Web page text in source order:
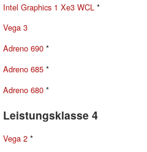
Intel Graphics 1 Xe3 WCL *
Vega 3
Adreno 690 *
Adreno 685 *
Adreno 680 *
Leistungsklasse 4
Vega 2 *